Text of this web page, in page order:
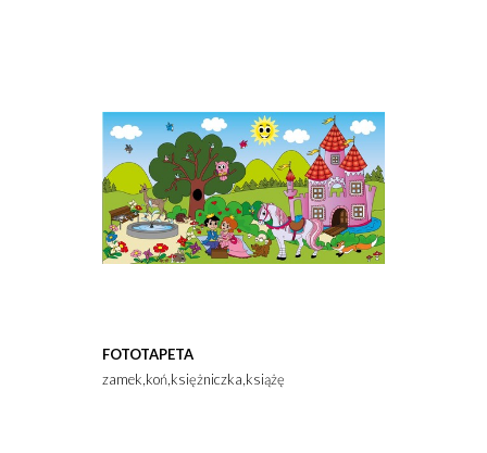
FOTOTAPETA
zamek,koń,księżniczka,książę